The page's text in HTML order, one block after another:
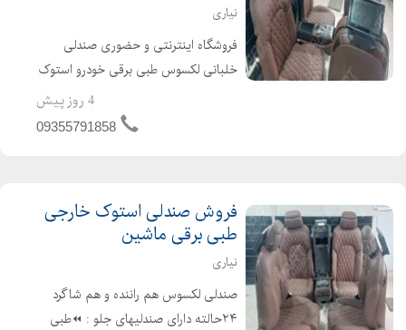
نیاری
فروشگاه اینترنتی و حضوری صندلی
خلبانی لکسوس طبی برقی خودرو استوک
خارجی در حد نو مناسب و قابل نصب بر
روی انواع شاسی و سواری ایرانی و
4 روز پیش
09355791858
فروش صندلی استوک خارجی
طبی برقی ماشین
نیاری
صندلی لکسوس هم راننده و هم شاگرد
۲۴حالته دارای صندلیهای جلو : ⏪طبی